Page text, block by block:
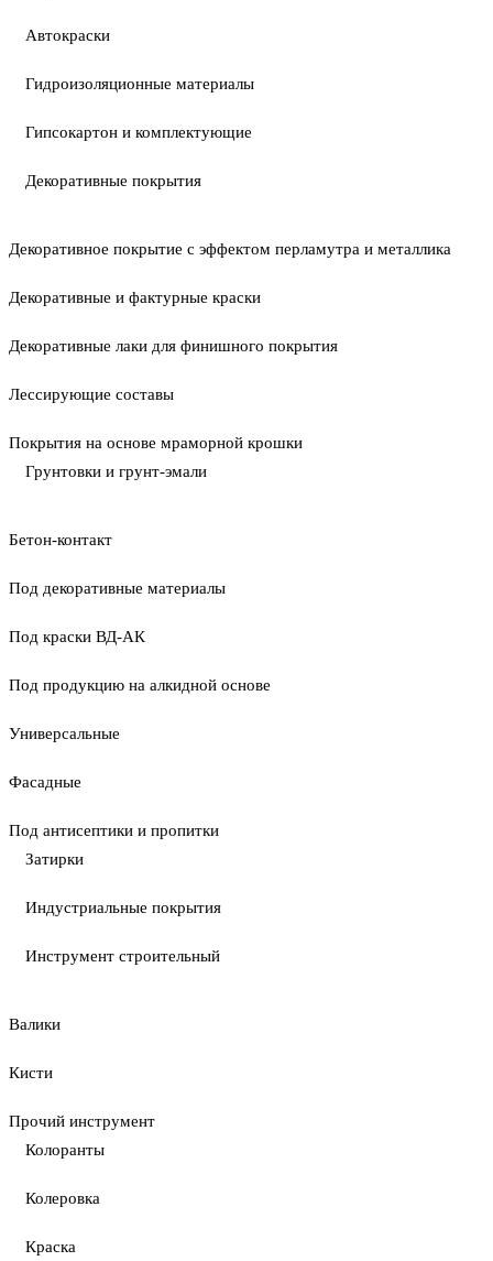
Автокраски
Гидроизоляционные материалы
Гипсокартон и комплектующие
Декоративные покрытия
Декоративное покрытие с эффектом перламутра и металлика
Декоративные и фактурные краски
Декоративные лаки для финишного покрытия
Лессирующие составы
Покрытия на основе мраморной крошки
Грунтовки и грунт-эмали
Бетон-контакт
Под декоративные материалы
Под краски ВД-АК
Под продукцию на алкидной основе
Универсальные
Фасадные
Под антисептики и пропитки
Затирки
Индустриальные покрытия
Инструмент строительный
Валики
Кисти
Прочий инструмент
Колоранты
Колеровка
Краска